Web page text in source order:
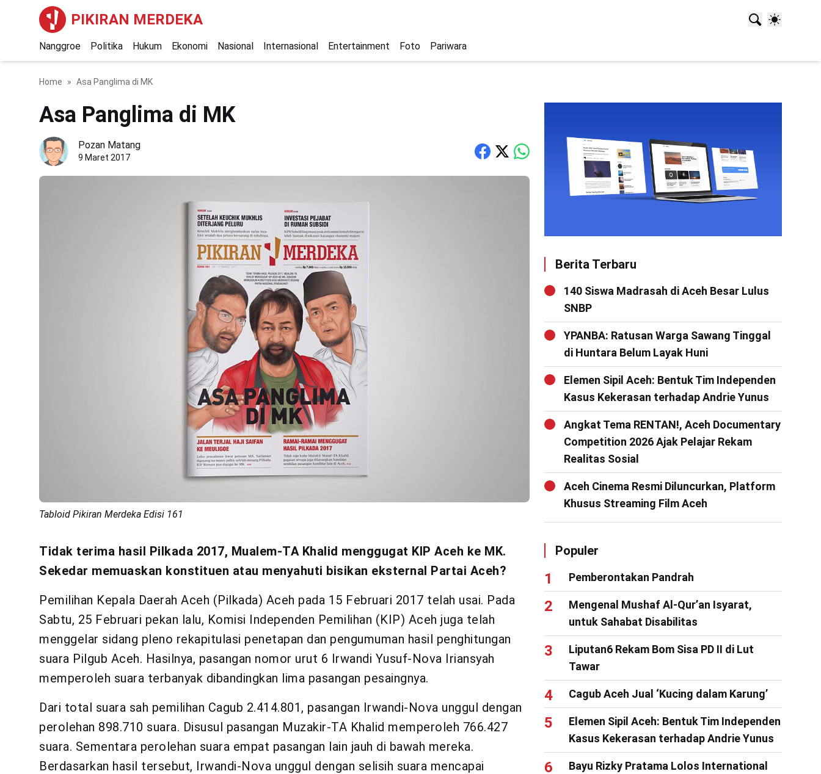
PIKIRAN MERDEKA
Nanggroe Politika Hukum Ekonomi Nasional Internasional Entertainment Foto Pariwara
Home Asa Panglima di MK
Asa Panglima di MK
Pozan Matang
9 Maret 2017
Tabloid Pikiran Merdeka Edisi 161
Tidak terima hasil Pilkada 2017, Mualem-TA Khalid menggugat KIP Aceh ke MK.
Sekedar memuaskan konstituen atau menyahuti bisikan eksternal Partai Aceh?
Pemilihan Kepala Daerah Aceh (Pilkada) Aceh pada 15 Februari 2017 telah usai. Pada
Sabtu, 25 Februari pekan lalu, Komisi Independen Pemilihan (KIP) Aceh juga telah
menggelar sidang pleno rekapitulasi penetapan dan pengumuman hasil penghitungan
suara Pilgub Aceh. Hasilnya, pasangan nomor urut 6 Irwandi Yusuf-Nova Iriansyah
memperoleh suara terbanyak dibandingkan lima pasangan pesaingnya.
Dari total suara sah pemilihan Cagub 2.414.801, pasangan Irwandi-Nova unggul dengan
perolehan 898.710 suara. Disusul pasangan Muzakir-TA Khalid memperoleh 766.427
suara. Sementara perolehan suara empat pasangan lain jauh di bawah mereka.
Berdasarkan hasil tersebut, Irwandi-Nova unggul dengan selisih suara mencapai
Berita Terbaru
140 Siswa Madrasah di Aceh Besar Lulus
SNBP
YPANBA: Ratusan Warga Sawang Tinggal
di Huntara Belum Layak Huni
Elemen Sipil Aceh: Bentuk Tim Independen
Kasus Kekerasan terhadap Andrie Yunus
Angkat Tema RENTAN!, Aceh Documentary
Competition 2026 Ajak Pelajar Rekam
Realitas Sosial
Aceh Cinema Resmi Diluncurkan, Platform
Khusus Streaming Film Aceh
Populer
Pemberontakan Pandrah
Mengenal Mushaf Al-Qur’an Isyarat,
untuk Sahabat Disabilitas
Liputan6 Rekam Bom Sisa PD II di Lut
Tawar
Cagub Aceh Jual ‘Kucing dalam Karung’
Elemen Sipil Aceh: Bentuk Tim Independen
Kasus Kekerasan terhadap Andrie Yunus
Bayu Rizky Pratama Lolos International